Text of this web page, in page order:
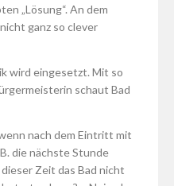
„Lösung“. An dem
ganz so clever
wird eingesetzt. Mit so
schaut Bad
nach dem Eintritt mit
die nächste Stunde
Zeit das Bad nicht